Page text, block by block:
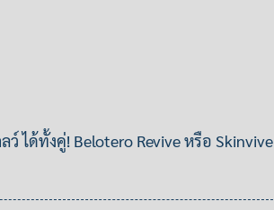
ว์ ได้ทั้งคู่! Belotero Revive หรือ Skinvive